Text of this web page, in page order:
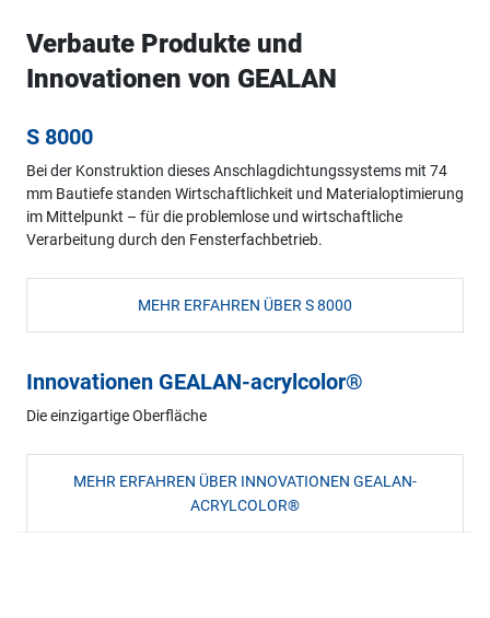
Verbaute Produkte und
Innovationen von GEALAN
S 8000
Bei der Konstruktion dieses Anschlagdichtungssystems mit 74
mm Bautiefe standen Wirtschaftlichkeit und Materialoptimierung
im Mittelpunkt – für die problemlose und wirtschaftliche
Verarbeitung durch den Fensterfachbetrieb.
MEHR ERFAHREN ÜBER S 8000
Innovationen GEALAN-acrylcolor®
Die einzigartige Oberfläche
MEHR ERFAHREN ÜBER INNOVATIONEN GEALAN-
ACRYLCOLOR®